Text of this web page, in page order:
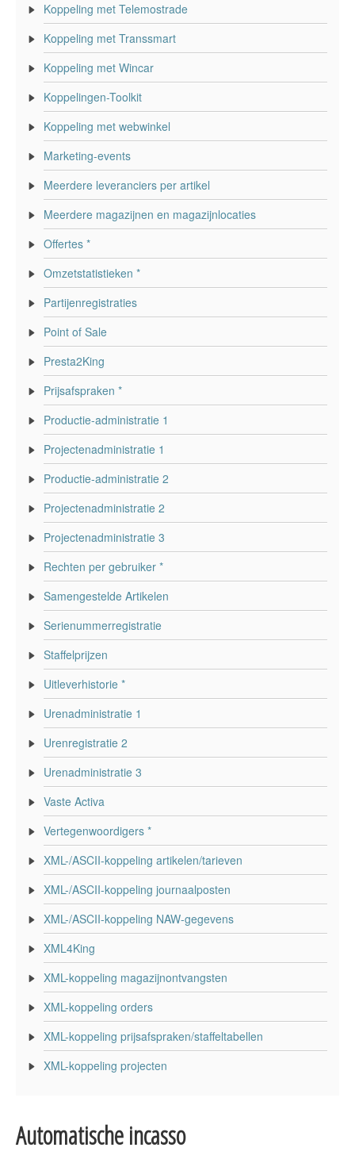
Koppeling met Telemostrade
Koppeling met Transsmart
Koppeling met Wincar
Koppelingen-Toolkit
Koppeling met webwinkel
Marketing-events
Meerdere leveranciers per artikel
Meerdere magazijnen en magazijnlocaties
Offertes *
Omzetstatistieken *
Partijenregistraties
Point of Sale
Presta2King
Prijsafspraken *
Productie-administratie 1
Projectenadministratie 1
Productie-administratie 2
Projectenadministratie 2
Projectenadministratie 3
Rechten per gebruiker *
Samengestelde Artikelen
Serienummerregistratie
Staffelprijzen
Uitleverhistorie *
Urenadministratie 1
Urenregistratie 2
Urenadministratie 3
Vaste Activa
Vertegenwoordigers *
XML-/ASCII-koppeling artikelen/tarieven
XML-/ASCII-koppeling journaalposten
XML-/ASCII-koppeling NAW-gegevens
XML4King
XML-koppeling magazijnontvangsten
XML-koppeling orders
XML-koppeling prijsafspraken/staffeltabellen
XML-koppeling projecten
Automatische incasso